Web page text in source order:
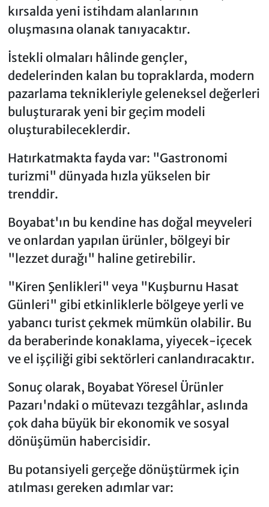
kırsalda yeni istihdam alanlarının
oluşmasına olanak tanıyacaktır.
İstekli olmaları hâlinde gençler,
dedelerinden kalan bu topraklarda, modern
pazarlama teknikleriyle geleneksel değerleri
buluşturarak yeni bir geçim modeli
oluşturabileceklerdir.
Hatırkatmakta fayda var: "Gastronomi
turizmi" dünyada hızla yükselen bir
trenddir.
Boyabat'ın bu kendine has doğal meyveleri
ve onlardan yapılan ürünler, bölgeyi bir
"lezzet durağı" haline getirebilir.
"Kiren Şenlikleri" veya "Kuşburnu Hasat
Günleri" gibi etkinliklerle bölgeye yerli ve
yabancı turist çekmek mümkün olabilir. Bu
da beraberinde konaklama, yiyecek-içecek
ve el işçiliği gibi sektörleri canlandıracaktır.
Sonuç olarak, Boyabat Yöresel Ürünler
Pazarı'ndaki o mütevazı tezgâhlar, aslında
çok daha büyük bir ekonomik ve sosyal
dönüşümün habercisidir.
Bu potansiyeli gerçeğe dönüştürmek için
atılması gereken adımlar var: